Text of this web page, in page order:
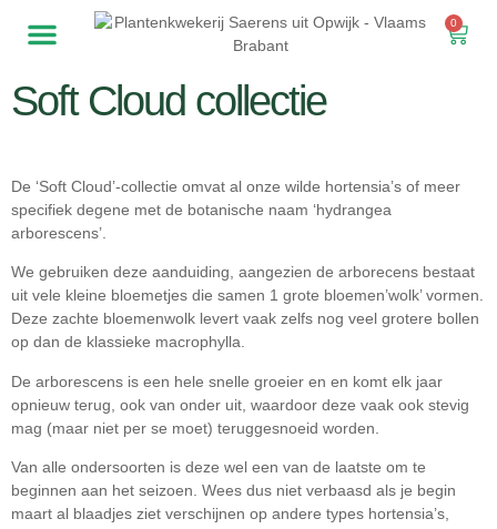
0
Soft Cloud collectie
De ‘Soft Cloud’-collectie omvat al onze wilde hortensia’s of meer
specifiek degene met de botanische naam ‘hydrangea
arborescens’.
We gebruiken deze aanduiding, aangezien de arborecens bestaat
uit vele kleine bloemetjes die samen 1 grote bloemen’wolk’ vormen.
Deze zachte bloemenwolk levert vaak zelfs nog veel grotere bollen
op dan de klassieke macrophylla.
De arborescens is een hele snelle groeier en en komt elk jaar
opnieuw terug, ook van onder uit, waardoor deze vaak ook stevig
mag (maar niet per se moet) teruggesnoeid worden.
Van alle ondersoorten is deze wel een van de laatste om te
beginnen aan het seizoen. Wees dus niet verbaasd als je begin
maart al blaadjes ziet verschijnen op andere types hortensia’s,